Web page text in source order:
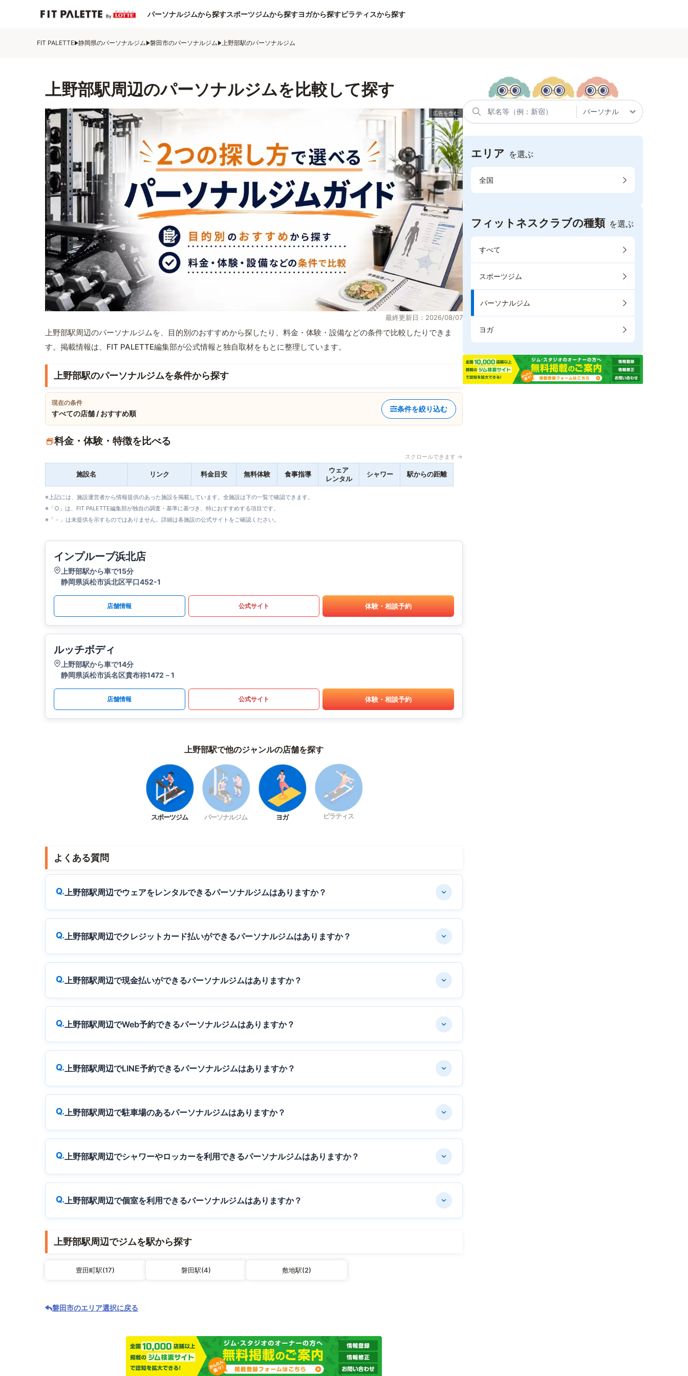
パーソナルジムから探すスポーツジムから探すヨガから探すピラティスから探す
FIT PALETTE 静岡県のパーソナルジム 磐田市のパーソナルジム 上野部駅のパーソナルジム
上野部駅周辺のパーソナルジムを比較して探す
最終更新日：2026/08/07
上野部駅周辺のパーソナルジムを、目的別のおすすめから探したり、料金・体験・設備などの条件で比較したりできま
す。掲載情報は、FIT PALETTE編集部が公式情報と独自取材をもとに整理しています。
上野部駅のパーソナルジムを条件から探す
現在の条件
すべての店舗 / おすすめ順
条件を絞り込む
料金・体験・特徴を比べる
スクロールできます →
施設名 リンク 料金目安 無料体験 食事指導
ウェア
レンタル
シャワー 駅からの距離
※上記には、施設運営者から情報提供のあった施設を掲載しています。全施設は下の一覧で確認できます。
※「○」は、FIT PALETTE編集部が独自の調査・基準に基づき、特におすすめする項目です。
※「－」は未提供を示すものではありません。詳細は各施設の公式サイトをご確認ください。
インプルーブ浜北店
上野部駅から車で15分
静岡県浜松市浜北区平口452-1
店舗情報 公式サイト 体験・相談予約
ルッチボディ
上野部駅から車で14分
静岡県浜松市浜名区貴布祢1472－1
店舗情報 公式サイト 体験・相談予約
上野部駅で他のジャンルの店舗を探す
スポーツジム パーソナルジム ヨガ ピラティス
よくある質問
上野部駅周辺でウェアをレンタルできるパーソナルジムはありますか？
上野部駅周辺でクレジットカード払いができるパーソナルジムはありますか？
上野部駅周辺で現金払いができるパーソナルジムはありますか？
上野部駅周辺でWeb予約できるパーソナルジムはありますか？
上野部駅周辺でLINE予約できるパーソナルジムはありますか？
上野部駅周辺で駐車場のあるパーソナルジムはありますか？
上野部駅周辺でシャワーやロッカーを利用できるパーソナルジムはありますか？
上野部駅周辺で個室を利用できるパーソナルジムはありますか？
上野部駅周辺でジムを駅から探す
豊田町駅(17) 磐田駅(4) 敷地駅(2)
磐田市のエリア選択に戻る
エリア を選ぶ
全国
フィットネスクラブの種類 を選ぶ
すべて
スポーツジム
パーソナルジム
ヨガ